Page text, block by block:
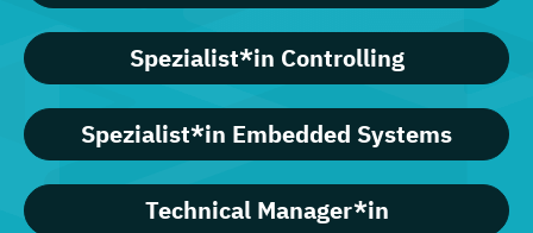
Spezialist*in Controlling
Spezialist*in Embedded Systems
Technical Manager*in